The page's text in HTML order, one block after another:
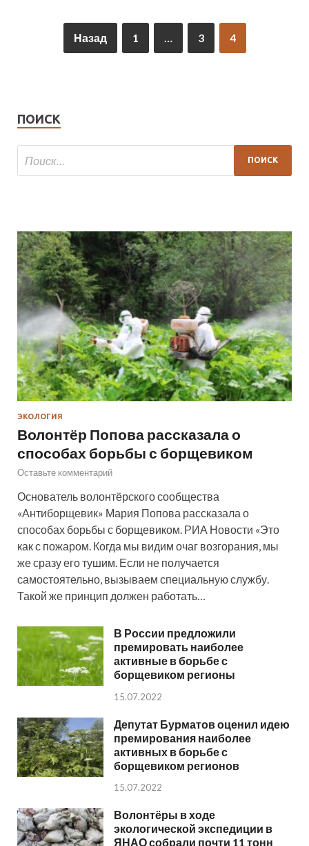
Назад 1 … 3 4
ПОИСК
ЭКОЛОГИЯ
Волонтёр Попова рассказала о
способах борьбы с борщевиком
Оставьте комментарий
Основатель волонтёрского сообщества
«Антиборщевик» Мария Попова рассказала о
способах борьбы с борщевиком. РИА Новости «Это
как с пожаром. Когда мы видим очаг возгорания, мы
же сразу его тушим. Если не получается
самостоятельно, вызываем специальную службу.
Такой же принцип должен работать…
В России предложили
премировать наиболее
активные в борьбе с
борщевиком регионы
15.07.2022
Депутат Бурматов оценил идею
премирования наиболее
активных в борьбе с
борщевиком регионов
15.07.2022
Волонтёры в ходе
экологической экспедиции в
ЯНАО собрали почти 11 тонн